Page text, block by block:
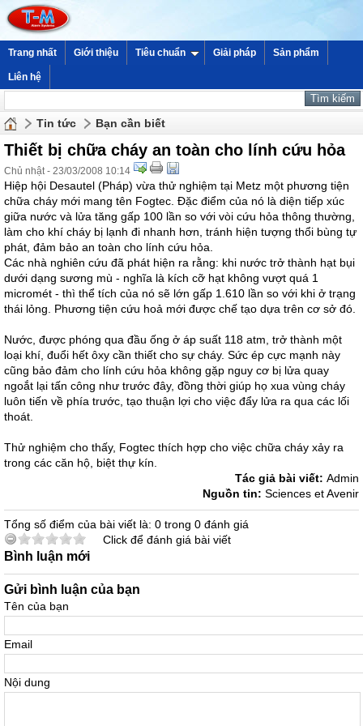
Trang nhất Giới thiệu Tiêu chuẩn Giải pháp Sản phẩm
Liên hệ
Tin tức Bạn cần biết
Thiết bị chữa cháy an toàn cho lính cứu hỏa
Chủ nhật - 23/03/2008 10:14
Hiệp hội Desautel (Pháp) vừa thử nghiệm tại Metz một phương tiện
chữa cháy mới mang tên Fogtec. Đặc điểm của nó là diện tiếp xúc
giữa nước và lửa tăng gấp 100 lần so với vòi cứu hỏa thông thường,
làm cho khí cháy bị lạnh đi nhanh hơn, tránh hiện tượng thổi bùng tự
phát, đảm bảo an toàn cho lính cứu hỏa.
Các nhà nghiên cứu đã phát hiện ra rằng: khi nước trở thành hạt bụi
dưới dạng sương mù - nghĩa là kích cỡ hạt không vượt quá 1
micromét - thì thể tích của nó sẽ lớn gấp 1.610 lần so với khi ở trạng
thái lỏng. Phương tiện cứu hoả mới được chế tạo dựa trên cơ sở đó.
Nước, được phóng qua đầu ống ở áp suất 118 atm, trở thành một
loại khí, đuổi hết ôxy cần thiết cho sự cháy. Sức ép cực mạnh này
cũng bảo đảm cho lính cứu hỏa không gặp nguy cơ bị lửa quay
ngoắt lại tấn công như trước đây, đồng thời giúp họ xua vùng cháy
luôn tiến về phía trước, tạo thuận lợi cho việc đẩy lửa ra qua các lối
thoát.
Thử nghiệm cho thấy, Fogtec thích hợp cho việc chữa cháy xảy ra
trong các căn hộ, biệt thự kín.
Tác giả bài viết: Admin
Nguồn tin: Sciences et Avenir
Tổng số điểm của bài viết là: 0 trong 0 đánh giá
Click để đánh giá bài viết
Bình luận mới
Gửi bình luận của bạn
Tên của bạn
Email
Nội dung